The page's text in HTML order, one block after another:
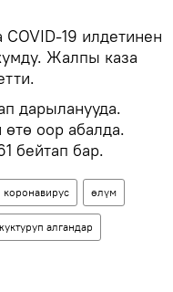
19 илдетинен
Жалпы каза
дарыланууда.
оор абалда.
бейтап бар.
коронавирус өлүм
алгандар